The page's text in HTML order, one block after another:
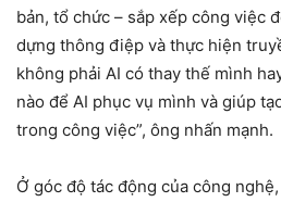
bản, tổ chức – sắp xếp công việc
dựng thông điệp và thực hiện
không phải AI có thay thế mình
nào để AI phục vụ mình và giúp
trong công việc”, ông nhấn mạnh.
Ở góc độ tác động của công